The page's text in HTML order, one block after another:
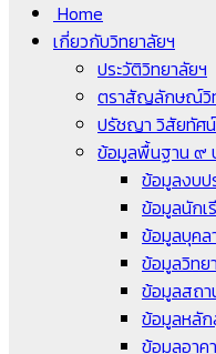
Home
เกี่ยวกับวิทยาลัยฯ
ประวัติวิทยาลัยฯ
ตราสัญลักษณ์วิ
ปรัชญา วิสัยทัศ
ข้อมูลพื้นฐาน ๙
ข้อมูลงบ
ข้อมูลนักเ
ข้อมูลบุคล
ข้อมูลวิทย
ข้อมูลสถา
ข้อมูลหลั
ข้อมูลอาค